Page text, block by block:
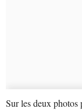
Sur les deux photos